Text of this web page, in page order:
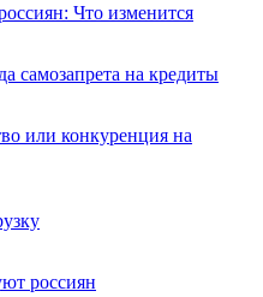
Что изменится
самозапрета на кредиты
или конкуренция на
россиян